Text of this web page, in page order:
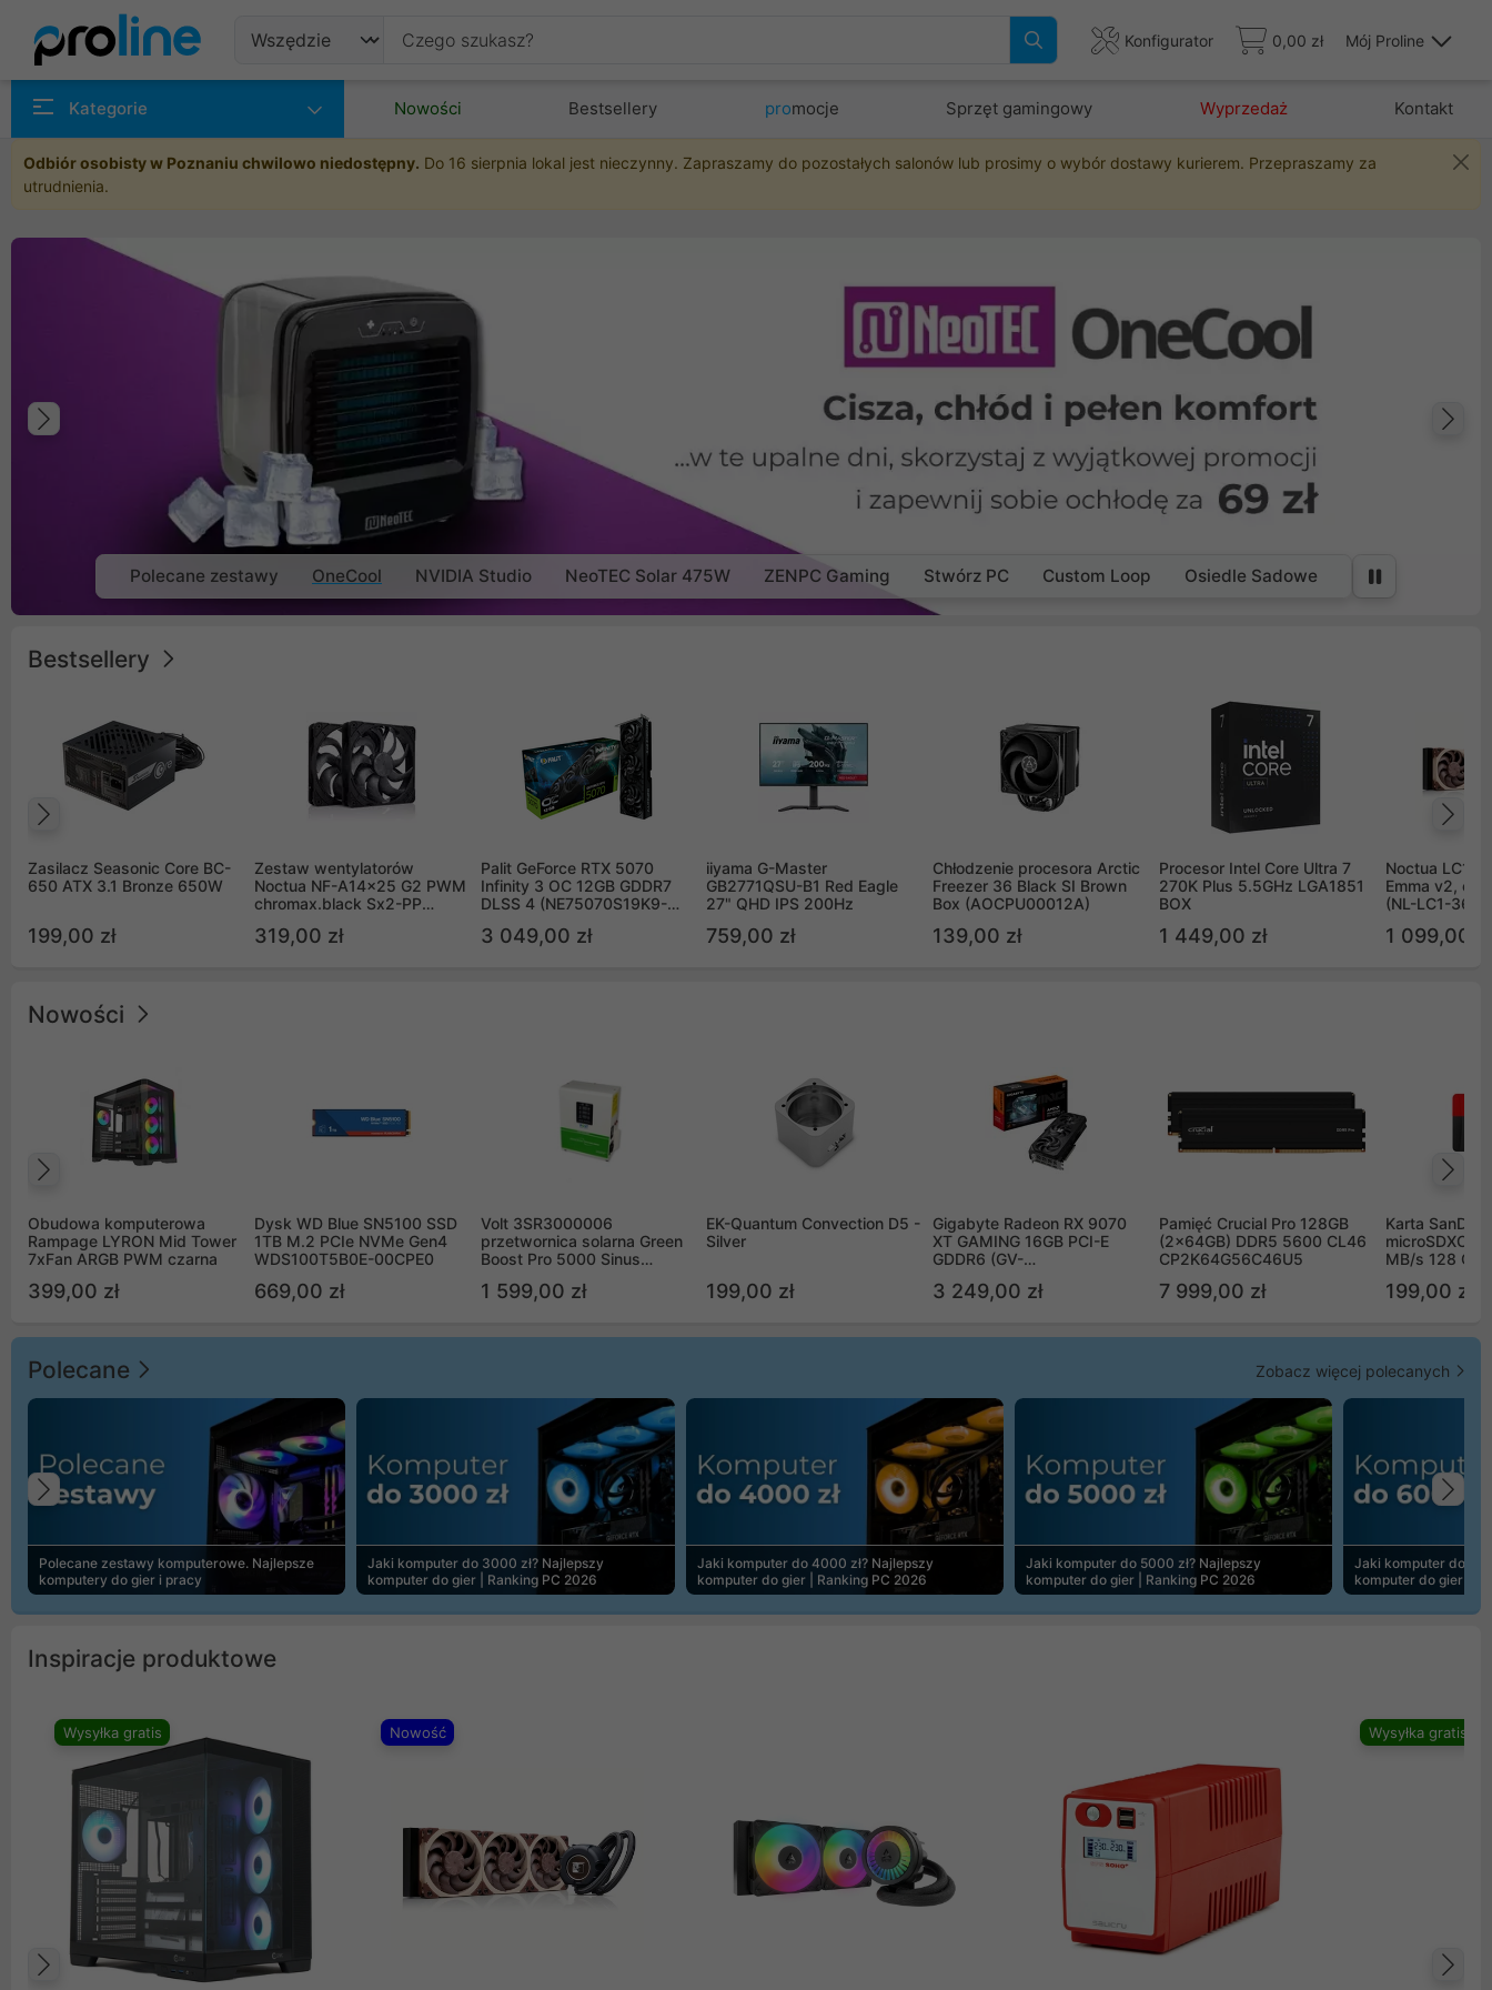
Konfigurator 0,00 zł Mój Proline
Kategorie Nowości Bestsellery promocje Sprzęt gamingowy Wyprzedaż Kontakt
Odbiór osobisty w Poznaniu chwilowo niedostępny. Do 16 sierpnia lokal jest nieczynny. Zapraszamy do pozostałych salonów lub prosimy o wybór dostawy kurierem. Przepraszamy za
utrudnienia.
Poprzedni
Polecane zestawy OneCool NVIDIA Studio NeoTEC Solar 475W ZENPC Gaming Stwórz PC Custom Loop Osiedle Sadowe
Bestsellery
Zasilacz Seasonic Core BC-
650 ATX 3.1 Bronze 650W
199,00 zł
Zestaw wentylatorów
Noctua NF-A14x25 G2 PWM
chromax.black Sx2-PP
(2szt)
319,00 zł
Palit GeForce RTX 5070
Infinity 3 OC 12GB GDDR7
DLSS 4 (NE75070S19K9-
3 049,00 zł
iiyama G-Master
GB2771QSU-B1 Red Eagle
27" QHD IPS 200Hz
759,00 zł
Chłodzenie procesora Arctic
Freezer 36 Black SI Brown
Box (AOCPU00012A)
139,00 zł
Procesor Intel Core Ultra 7
270K Plus 5.5GHz LGA1851
BOX
1 449,00 zł
Noctua LC1
Emma v2,
(NL-LC1-36)
1 099,00 zł
Nowości
Obudowa komputerowa
Rampage LYRON Mid Tower
7xFan ARGB PWM czarna
399,00 zł
Dysk WD Blue SN5100 SSD
1TB M.2 PCIe NVMe Gen4
WDS100T5B0E-00CPE0
669,00 zł
Volt 3SR3000006
przetwornica solarna Green
Boost Pro 5000 Sinus
1 599,00 zł
EK-Quantum Convection D5 -
Silver
199,00 zł
Gigabyte Radeon RX 9070
XT GAMING 16GB PCI-E
GDDR6 (GV-
3 249,00 zł
Pamięć Crucial Pro 128GB
(2x64GB) DDR5 5600 CL46
CP2K64G56C46U5
7 999,00 zł
Karta
microSDXC
MB/s 128 GB
199,00 zł
Polecane Zobacz więcej polecanych
Polecane zestawy komputerowe. Najlepsze
komputery do gier i pracy
Jaki komputer do 3000 zł? Najlepszy
komputer do gier | Ranking PC 2026
Jaki komputer do 4000 zł? Najlepszy
komputer do gier | Ranking PC 2026
Jaki komputer do 5000 zł? Najlepszy
komputer do gier | Ranking PC 2026
Jaki komputer do
komputer do gier |
Poprzedni
Inspiracje produktowe
Wysyłka gratis Nowość Wysyłka gratis